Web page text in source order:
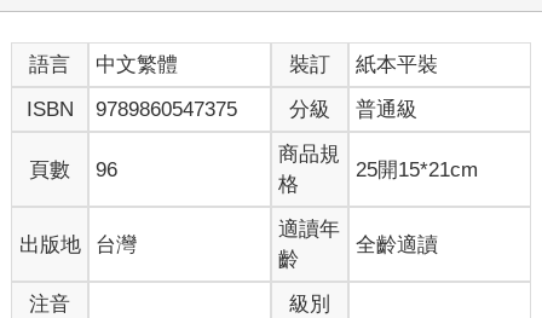
語言 中文繁體 裝訂
紙本平裝
ISBN
9789860547375 分級 普通級
頁數 96
商品規
格
25開15*21cm
出版地 台灣
適讀年
齡
全齡適讀
注音 級別